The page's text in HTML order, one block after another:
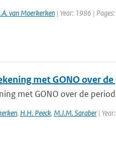
van Moerkerken| Year: 1986 |
met GONO over
met GONO over de
, H.H. Peeck, M.J.M. Saraber|